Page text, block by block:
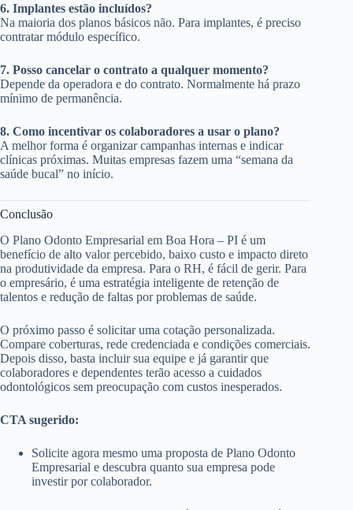
6. Implantes estão incluídos?
Na maioria dos planos básicos não. Para implantes, é preciso
contratar módulo específico.
7. Posso cancelar o contrato a qualquer momento?
Depende da operadora e do contrato. Normalmente há prazo
mínimo de permanência.
8. Como incentivar os colaboradores a usar o plano?
A melhor forma é organizar campanhas internas e indicar
clínicas próximas. Muitas empresas fazem uma “semana da
saúde bucal” no início.
Conclusão
O Plano Odonto Empresarial em Boa Hora – PI é um
benefício de alto valor percebido, baixo custo e impacto direto
na produtividade da empresa. Para o RH, é fácil de gerir. Para
o empresário, é uma estratégia inteligente de retenção de
talentos e redução de faltas por problemas de saúde.
O próximo passo é solicitar uma cotação personalizada.
Compare coberturas, rede credenciada e condições comerciais.
Depois disso, basta incluir sua equipe e já garantir que
colaboradores e dependentes terão acesso a cuidados
odontológicos sem preocupação com custos inesperados.
CTA sugerido:
Solicite agora mesmo uma proposta de Plano Odonto
Empresarial e descubra quanto sua empresa pode
investir por colaborador.